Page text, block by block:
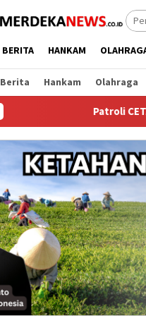
BERITA HANKAM
Berita Hankam Olahraga
Patroli CETAR di SMKN 6